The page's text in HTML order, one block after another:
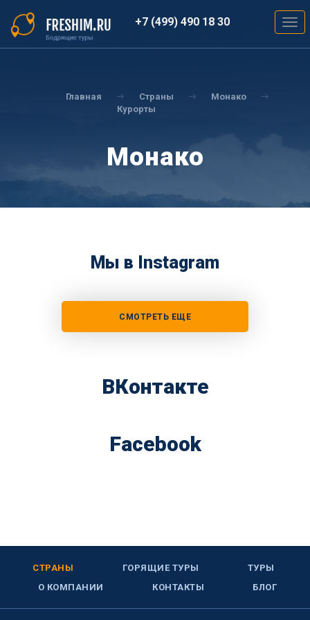
основному
содержанию
+7 (499) 490 18 30
Главная Страны
Монако
Курорты
Монако
Мы в Instagram
СМОТРЕТЬ ЕЩЕ
ВКонтакте
Facebook
СТРАНЫ ГОРЯЩИЕ ТУРЫ
ТУРЫ
О КОМПАНИИ
КОНТАКТЫ БЛОГ